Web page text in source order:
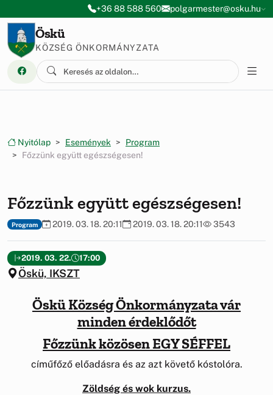
Ugrás a menüre
Ugrás a tartalomra+36 88 588 560 polgarmester@osku.hu
Öskü
KÖZSÉG ÖNKORMÁNYZATA
Nyitólap Események
Program
Főzzünk együtt egészségesen!
Főzzünk együtt egészségesen!
Program 2019. 03. 18. 20:11 2019. 03. 18. 20:11 3543
2019. 03. 22. 17:00
Öskü, IKSZT
Öskü Község Önkormányzata vár
minden érdeklődőt
Főzzünk közösen EGY SÉFFEL
címűfőző előadásra és az azt követő kóstolóra.
Zöldség és wok kurzus.